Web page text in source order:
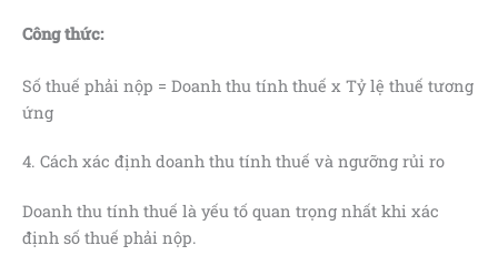
Công thức:
Số thuế phải nộp = Doanh thu tính thuế x Tỷ lệ thuế tương
ứng
4. Cách xác định doanh thu tính thuế và ngưỡng rủi ro
Doanh thu tính thuế là yếu tố quan trọng nhất khi xác
định số thuế phải nộp.